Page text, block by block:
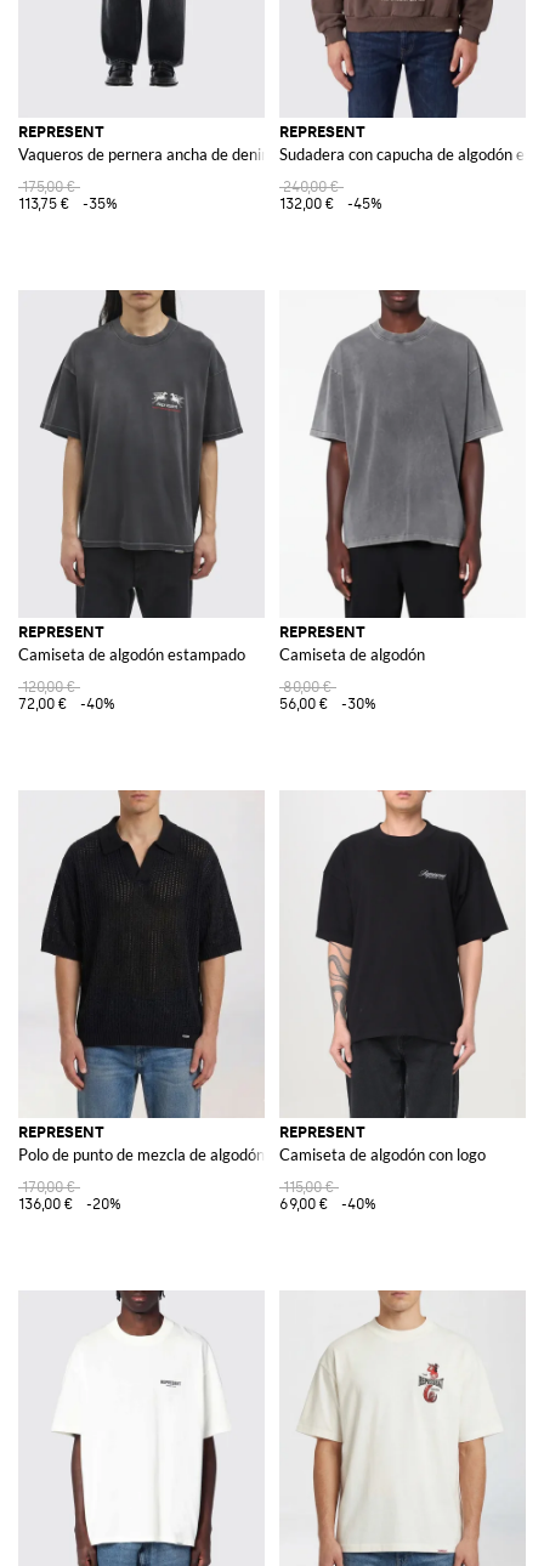
REPRESENT
Vaqueros de pernera ancha de denim de algodón
175,00 €
113,75 €
-35%
REPRESENT
Sudadera con capucha de algodón
240,00 €
132,00 €
-45%
REPRESENT
Camiseta de algodón estampado
120,00 €
72,00 €
-40%
REPRESENT
Camiseta de algodón
80,00 €
56,00 €
-30%
REPRESENT
Polo de punto de mezcla de algodón
170,00 €
136,00 €
-20%
REPRESENT
Camiseta de algodón con logo
115,00 €
69,00 €
-40%